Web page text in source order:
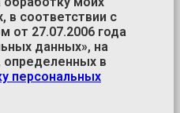
в соответствии с
от 27.07.2006 года
данных», на
определенных в
персональных